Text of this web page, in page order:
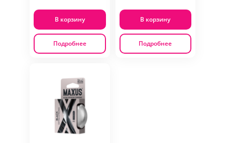
В корзину
Подробнее
В корзину
Подробнее